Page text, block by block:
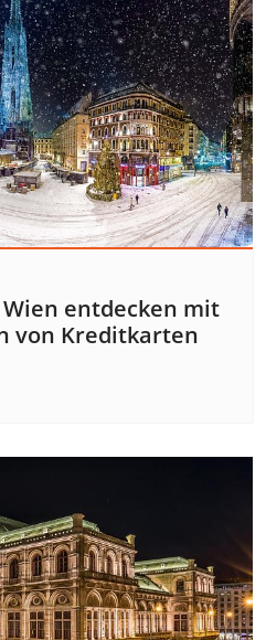
entdecken mit
von Kreditkarten